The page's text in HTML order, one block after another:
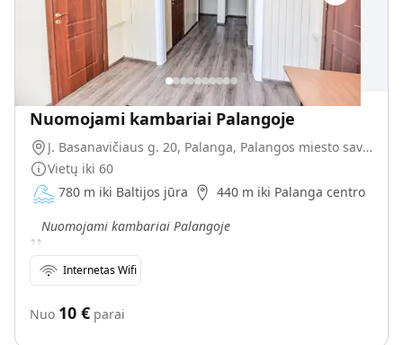
Nuomojami kambariai Palangoje
J. Basanavičiaus g. 20, Palanga, Palangos miesto savivaldybė, Lietuva
Vietų iki 60
780 m iki Baltijos jūra
440 m iki Palanga centro
„Nuomojami kambariai Palangoje
Internetas Wifi
Nuo 10 € parai